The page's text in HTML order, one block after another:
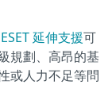
ESET 延伸支援可
規劃、高昂的基
或人力不足等問